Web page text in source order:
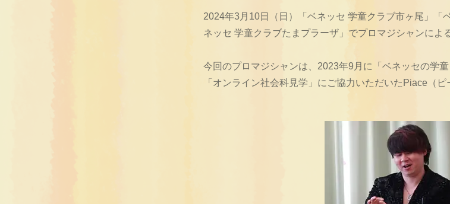
2024年3月10日（日）「ベネッセ 学童クラブ市ヶ尾」「
ネッセ 学童クラブたまプラーザ」でプロマジシャンによ
今回のプロマジシャンは、2023年9月に「ベネッセの学
「オンライン社会科見学」にご協力いただいたPiace（ピ